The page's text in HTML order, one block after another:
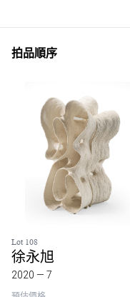
拍品順序
Lot 108
徐永旭
2020 — 7